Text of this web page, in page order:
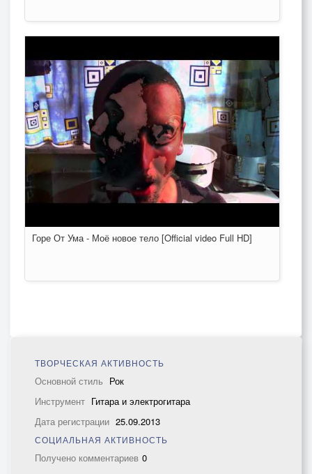
Горе От Ума - Моё новое тело [Official video Full HD]
ТВОРЧЕСКАЯ АКТИВНОСТЬ
Основной стиль Рок
Инструмент Гитара и электрогитара
Дата регистрации 25.09.2013
СОЦИАЛЬНАЯ АКТИВНОСТЬ
Получено комментариев 0